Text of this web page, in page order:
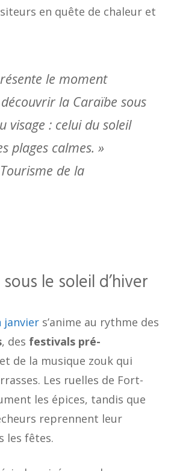
en quête de chaleur et
le moment
la Caraïbe sous
visage : celui du soleil
plages calmes. »
de la
le soleil d’hiver
janvier s’anime au rythme des
, des festivals pré-
et de la musique zouk qui
Les ruelles de Fort-
les épices, tandis que
reprennent leur
les fêtes.